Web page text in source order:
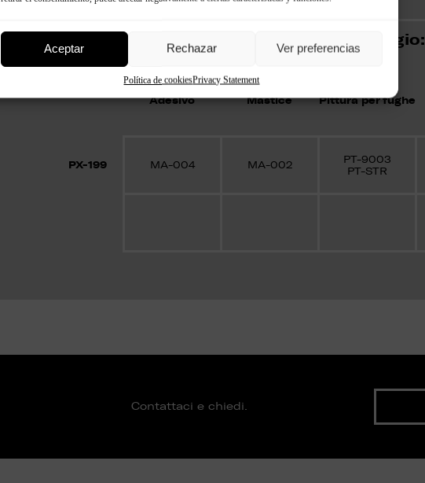
Aceptar Rechazar Ver preferencias
Política de cookiesPrivacy Statement
Complementi di montaggio:
Adesivo Mastice Pittura per fughe
PX-199 MA-004 MA-002
PT-9003
PT-STR
Contattaci e chiedi.